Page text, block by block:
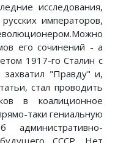
исследования,
императоров,
его сочинений - а
1917-го Сталин с
"Правду" и,
стал проводить
в коалиционное
таки гениальную